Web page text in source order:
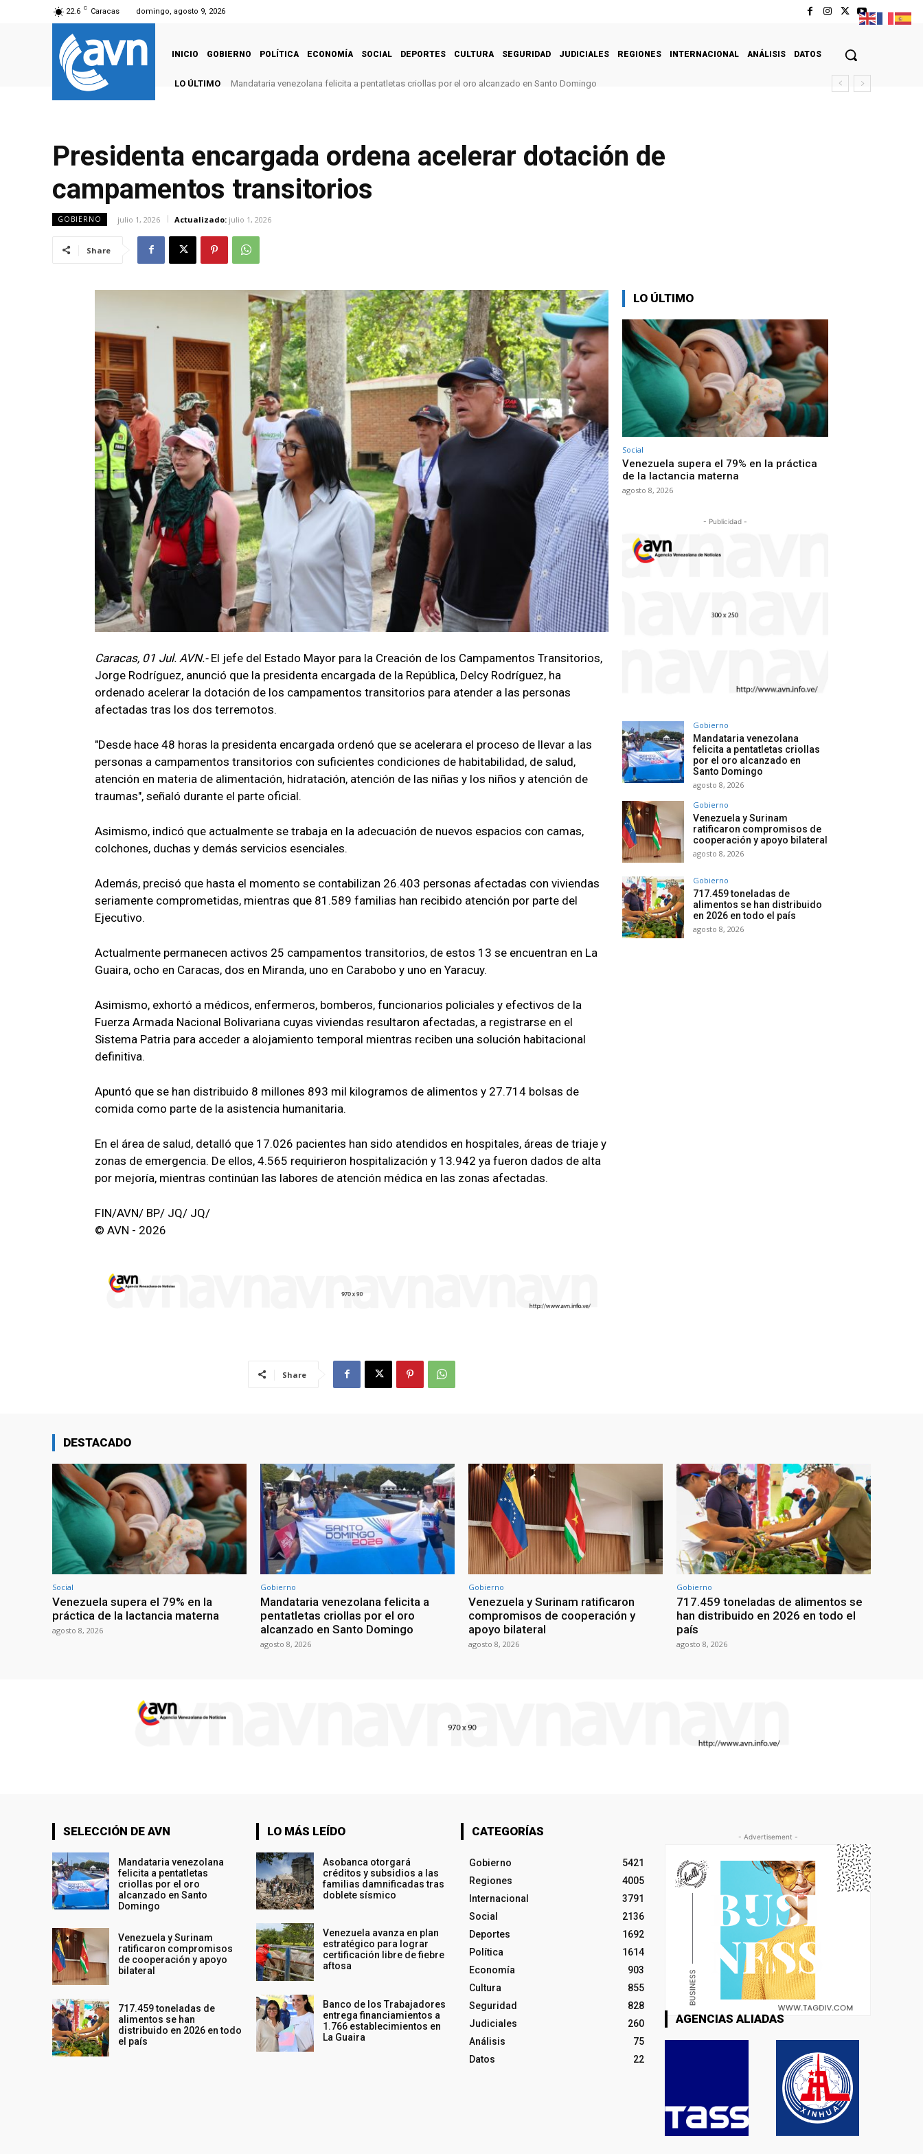
22.6 C Caracas domingo, agosto 9, 2026
INICIO GOBIERNO POLÍTICA ECONOMÍA SOCIAL DEPORTES CULTURA SEGURIDAD JUDICIALES REGIONES INTERNACIONAL ANÁLISIS DATOS
LO ÚLTIMO Mandataria venezolana felicita a pentatletas criollas por el oro alcanzado en Santo Domingo
Presidenta encargada ordena acelerar dotación de
campamentos transitorios
GOBIERNO julio 1, 2026 Actualizado: julio 1, 2026
Share
Caracas, 01 Jul. AVN.- El jefe del Estado Mayor para la Creación de los Campamentos Transitorios,
Jorge Rodríguez, anunció que la presidenta encargada de la República, Delcy Rodríguez, ha
ordenado acelerar la dotación de los campamentos transitorios para atender a las personas
afectadas tras los dos terremotos.
"Desde hace 48 horas la presidenta encargada ordenó que se acelerara el proceso de llevar a las
personas a campamentos transitorios con suficientes condiciones de habitabilidad, de salud,
atención en materia de alimentación, hidratación, atención de las niñas y los niños y atención de
traumas", señaló durante el parte oficial.
Asimismo, indicó que actualmente se trabaja en la adecuación de nuevos espacios con camas,
colchones, duchas y demás servicios esenciales.
Además, precisó que hasta el momento se contabilizan 26.403 personas afectadas con viviendas
seriamente comprometidas, mientras que 81.589 familias han recibido atención por parte del
Ejecutivo.
Actualmente permanecen activos 25 campamentos transitorios, de estos 13 se encuentran en La
Guaira, ocho en Caracas, dos en Miranda, uno en Carabobo y uno en Yaracuy.
Asimismo, exhortó a médicos, enfermeros, bomberos, funcionarios policiales y efectivos de la
Fuerza Armada Nacional Bolivariana cuyas viviendas resultaron afectadas, a registrarse en el
Sistema Patria para acceder a alojamiento temporal mientras reciben una solución habitacional
definitiva.
Apuntó que se han distribuido 8 millones 893 mil kilogramos de alimentos y 27.714 bolsas de
comida como parte de la asistencia humanitaria.
En el área de salud, detalló que 17.026 pacientes han sido atendidos en hospitales, áreas de triaje y
zonas de emergencia. De ellos, 4.565 requirieron hospitalización y 13.942 ya fueron dados de alta
por mejoría, mientras continúan las labores de atención médica en las zonas afectadas.
FIN/AVN/ BP/ JQ/ JQ/
© AVN - 2026
Share
LO ÚLTIMO
Social
Venezuela supera el 79% en la práctica
de la lactancia materna
agosto 8, 2026
- Publicidad -
Gobierno
Mandataria venezolana
felicita a pentatletas criollas
por el oro alcanzado en
Santo Domingo
agosto 8, 2026
Gobierno
Venezuela y Surinam
ratificaron compromisos de
cooperación y apoyo bilateral
agosto 8, 2026
Gobierno
717.459 toneladas de
alimentos se han distribuido
en 2026 en todo el país
agosto 8, 2026
DESTACADO
Social
Venezuela supera el 79% en la
práctica de la lactancia materna
agosto 8, 2026
Gobierno
Mandataria venezolana felicita a
pentatletas criollas por el oro
alcanzado en Santo Domingo
agosto 8, 2026
Gobierno
Venezuela y Surinam ratificaron
compromisos de cooperación y
apoyo bilateral
agosto 8, 2026
Gobierno
717.459 toneladas de alimentos se
han distribuido en 2026 en todo el
país
agosto 8, 2026
SELECCIÓN DE AVN
Mandataria venezolana
felicita a pentatletas
criollas por el oro
alcanzado en Santo
Domingo
Venezuela y Surinam
ratificaron compromisos
de cooperación y apoyo
bilateral
717.459 toneladas de
alimentos se han
distribuido en 2026 en todo
el país
LO MÁS LEÍDO
Asobanca otorgará
créditos y subsidios a las
familias damnificadas tras
doblete sísmico
Venezuela avanza en plan
estratégico para lograr
certificación libre de fiebre
aftosa
Banco de los Trabajadores
entrega financiamientos a
1.766 establecimientos en
La Guaira
CATEGORÍAS
Gobierno
5421
Regiones
4005
Internacional
3791
Social
2136
Deportes
1692
Política
1614
Economía
903
Cultura
855
Seguridad
828
Judiciales
260
Análisis
75
Datos
22
- Advertisement -
AGENCIAS ALIADAS